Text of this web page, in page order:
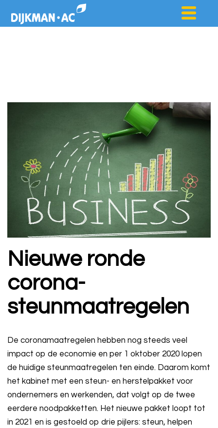
Nieuwe ronde
corona-
steunmaatregelen
De coronamaatregelen hebben nog steeds veel
impact op de economie en per 1 oktober 2020 lopen
de huidige steunmaatregelen ten einde. Daarom komt
het kabinet met een steun- en herstelpakket voor
ondernemers en werkenden, dat volgt op de twee
eerdere noodpakketten. Het nieuwe pakket loopt tot
in 2021 en is gestoeld op drie pijlers: steun, helpen